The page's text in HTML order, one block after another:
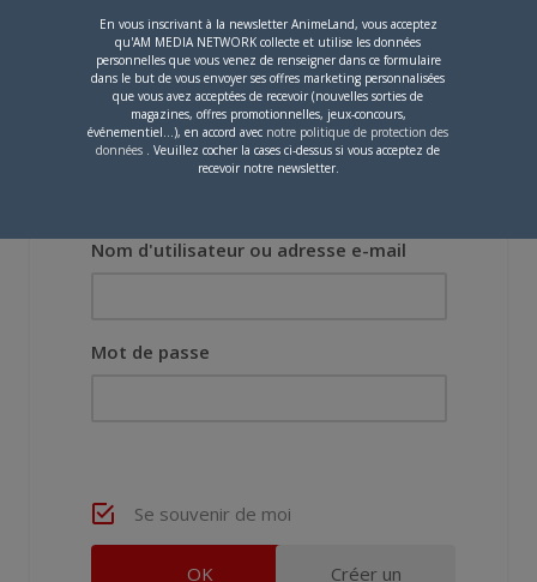
Vous devez vous connecterpour laisser un
commentaire.
Nom d'utilisateur ou adresse e-mail
Mot de passe
Se souvenir de moi
Créer un
En vous inscrivant à la newsletter AnimeLand, vous acceptez
qu'AM MEDIA NETWORK collecte et utilise les données
personnelles que vous venez de renseigner dans ce formulaire
dans le but de vous envoyer ses offres marketing personnalisées
que vous avez acceptées de recevoir (nouvelles sorties de
magazines, offres promotionnelles, jeux-concours,
événementiel...), en accord avec notre politique de protection des
données . Veuillez cocher la cases ci-dessus si vous acceptez de
recevoir notre newsletter.